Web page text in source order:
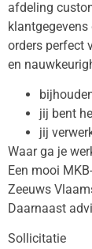
afdeling
orders perfect
en
jij bent
jij
Waar ga je
Een mooi
Zeeuws
Daarnaast
Sollicitatie